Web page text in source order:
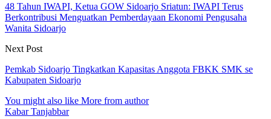
48 Tahun IWAPI, Ketua GOW Sidoarjo Sriatun: IWAPI Terus
Berkontribusi Menguatkan Pemberdayaan Ekonomi Pengusaha
Wanita Sidoarjo
Next Post
Pemkab Sidoarjo Tingkatkan Kapasitas Anggota FBKK SMK se
Kabupaten Sidoarjo
You might also like More from author
Kabar Tanjabbar